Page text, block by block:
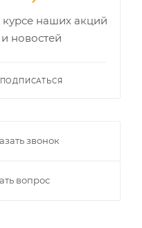
курсе наших акций
и новостей
ПОДПИСАТЬСЯ
звонок
вопрос